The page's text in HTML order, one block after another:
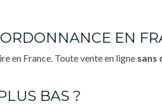
EN
en France. Toute vente en ligne sans
BAS ?